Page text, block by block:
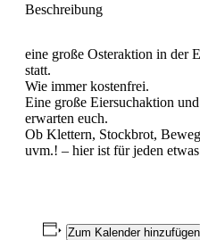
Beschreibung
eine große Osteraktion in der
statt.
Wie immer kostenfrei.
Eine große Eiersuchaktion
erwarten euch.
Ob Klettern, Stockbrot,
uvm.! – hier ist für jeden
Zum Kalender hinzufügen